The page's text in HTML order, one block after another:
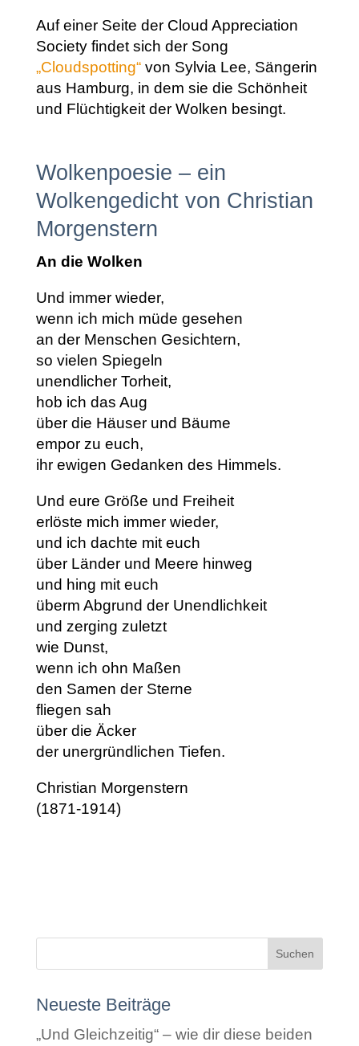
Auf einer Seite der Cloud Appreciation
Society findet sich der Song
„Cloudspotting“von Sylvia Lee, Sängerin
aus Hamburg, in dem sie die Schönheit
und Flüchtigkeit der Wolken besingt.
Wolkenpoesie – ein
Wolkengedicht von Christian
Morgenstern
An die Wolken
Und immer wieder,
wenn ich mich müde gesehen
an der Menschen Gesichtern,
so vielen Spiegeln
unendlicher Torheit,
hob ich das Aug
über die Häuser und Bäume
empor zu euch,
ihr ewigen Gedanken des Himmels.
Und eure Größe und Freiheit
erlöste mich immer wieder,
und ich dachte mit euch
über Länder und Meere hinweg
und hing mit euch
überm Abgrund der Unendlichkeit
und zerging zuletzt
wie Dunst,
wenn ich ohn Maßen
den Samen der Sterne
fliegen sah
über die Äcker
der unergründlichen Tiefen.
Christian Morgenstern
(1871-1914)
Neueste Beiträge
„Und Gleichzeitig“ – wie dir diese beiden